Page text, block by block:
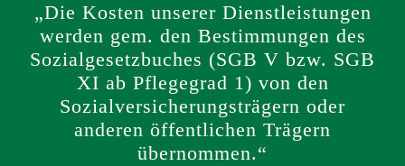
„Die Kosten unserer Dienstleistungen
werden gem. den Bestimmungen des
Sozialgesetzbuches (SGB V bzw. SGB
XI ab Pflegegrad 1) von den
Sozialversicherungsträgern oder
anderen öffentlichen Trägern
übernommen.“